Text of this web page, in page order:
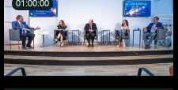
01:00:00